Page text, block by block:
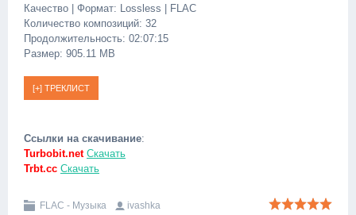
Качество | Формат: Lossless | FLAC
Количество композиций: 32
Продолжительность: 02:07:15
Размер: 905.11 MB
Ссылки на скачивание:
Turbobit.net Скачать
Trbt.cc Скачать
FLAC - Музыка
ivashka